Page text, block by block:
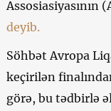
Assosiasiyasının
deyib.
Söhbət Avropa
keçirilən
görə, bu tədbirlə